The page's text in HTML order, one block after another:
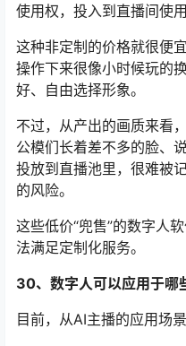
使用权，投入到直播间使用
这种非定制的价格就很便
操作下来很像小时候玩的
好、自由选择形象。
不过，从产出的画质来看
公模们长着差不多的脸、
投放到直播池里，很难被
的风险。
这些低价“兜售”的数字人
法满足定制化服务。
30、数字人可以应用于哪
目前，从AI主播的应用场